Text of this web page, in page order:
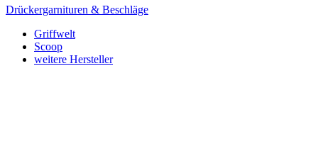
Drückergarnituren & Beschläge
Griffwelt
Scoop
weitere Hersteller